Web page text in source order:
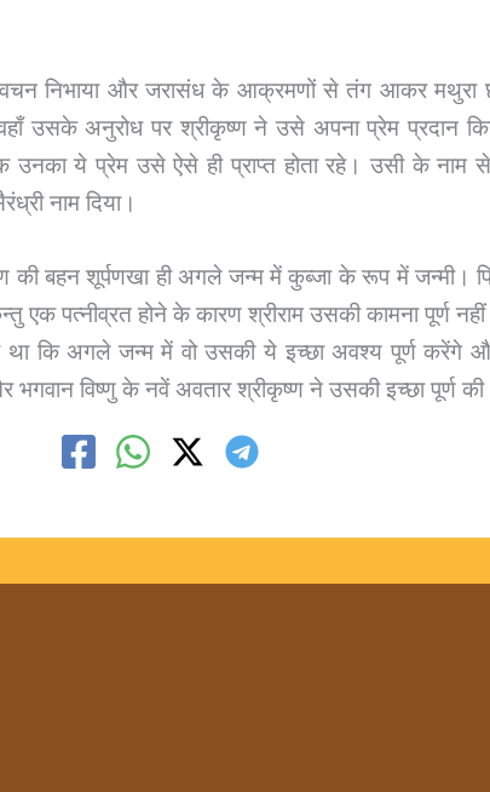
निभाया और जरासंध के आक्रमणों से तंग आकर मथुरा
उसके अनुरोध पर श्रीकृष्ण ने उसे अपना प्रेम प्रदान
उनका ये प्रेम उसे ऐसे ही प्राप्त होता रहे। उसी के नाम से
नाम दिया।
की बहन शूर्पणखा ही अगले जन्म में कुब्जा के रूप में
एक पत्नीव्रत होने के कारण श्रीराम उसकी कामना पूर्ण
था कि अगले जन्म में वो उसकी ये इच्छा अवश्य पूर्ण करेंगे
विष्णु के नवें अवतार श्रीकृष्ण ने उसकी इच्छा पूर्ण